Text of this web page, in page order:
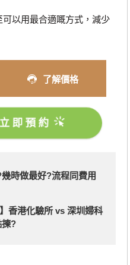
以用最合適嘅方式，減少
了解價格
即預約
時做最好?流程同費用
香港化驗所 vs 深圳婦科
揀?